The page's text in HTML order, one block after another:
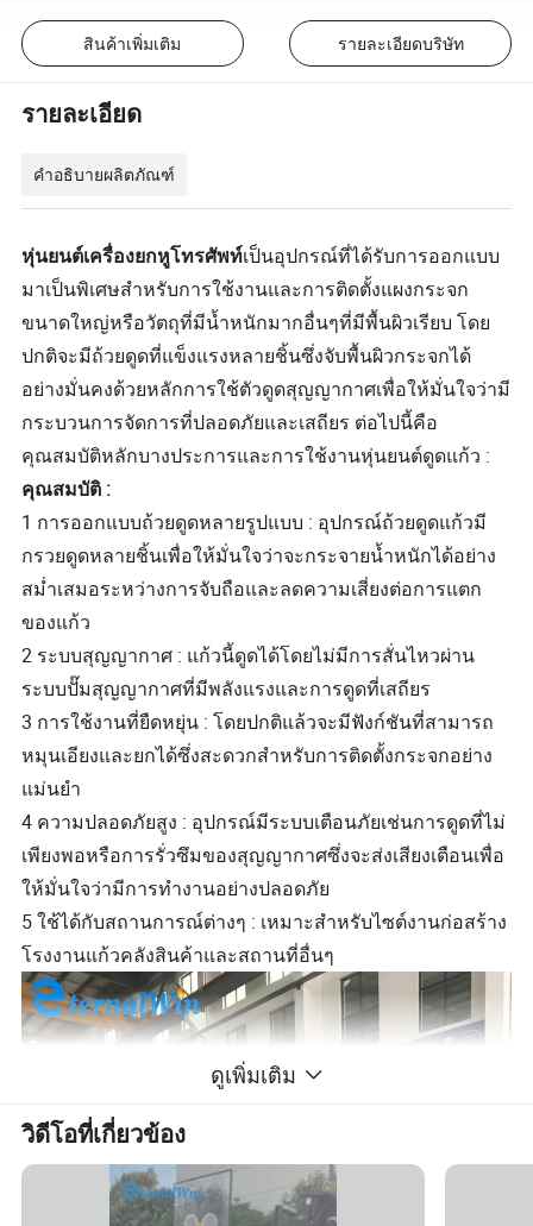
สินค้าเพิ่มเติม รายละเอียดบริษัท
รายละเอียด
คำอธิบายผลิตภัณฑ์
หุ่นยนต์เครื่องยกหูโทรศัพท์เป็นอุปกรณ์ที่ได้รับการออกแบบ
มาเป็นพิเศษสำหรับการใช้งานและการติดตั้งแผงกระจก
ขนาดใหญ่หรือวัตถุที่มีน้ำหนักมากอื่นๆที่มีพื้นผิวเรียบ โดย
ปกติจะมีถ้วยดูดที่แข็งแรงหลายชิ้นซึ่งจับพื้นผิวกระจกได้
อย่างมั่นคงด้วยหลักการใช้ตัวดูดสุญญากาศเพื่อให้มั่นใจว่ามี
กระบวนการจัดการที่ปลอดภัยและเสถียร ต่อไปนี้คือ
คุณสมบัติหลักบางประการและการใช้งานหุ่นยนต์ดูดแก้ว :
คุณสมบัติ :
1 การออกแบบถ้วยดูดหลายรูปแบบ : อุปกรณ์ถ้วยดูดแก้วมี
กรวยดูดหลายชิ้นเพื่อให้มั่นใจว่าจะกระจายน้ำหนักได้อย่าง
สม่ำเสมอระหว่างการจับถือและลดความเสี่ยงต่อการแตก
ของแก้ว
2 ระบบสุญญากาศ : แก้วนี้ดูดได้โดยไม่มีการสั่นไหวผ่าน
ระบบปั๊มสุญญากาศที่มีพลังแรงและการดูดที่เสถียร
3 การใช้งานที่ยืดหยุ่น : โดยปกติแล้วจะมีฟังก์ชันที่สามารถ
หมุนเอียงและยกได้ซึ่งสะดวกสำหรับการติดตั้งกระจกอย่าง
แม่นยำ
4 ความปลอดภัยสูง : อุปกรณ์มีระบบเตือนภัยเช่นการดูดที่ไม่
เพียงพอหรือการรั่วซึมของสุญญากาศซึ่งจะส่งเสียงเตือนเพื่อ
ให้มั่นใจว่ามีการทำงานอย่างปลอดภัย
5 ใช้ได้กับสถานการณ์ต่างๆ : เหมาะสำหรับไซต์งานก่อสร้าง
โรงงานแก้วคลังสินค้าและสถานที่อื่นๆ
ดูเพิ่มเติม
วิดีโอที่เกี่ยวข้อง